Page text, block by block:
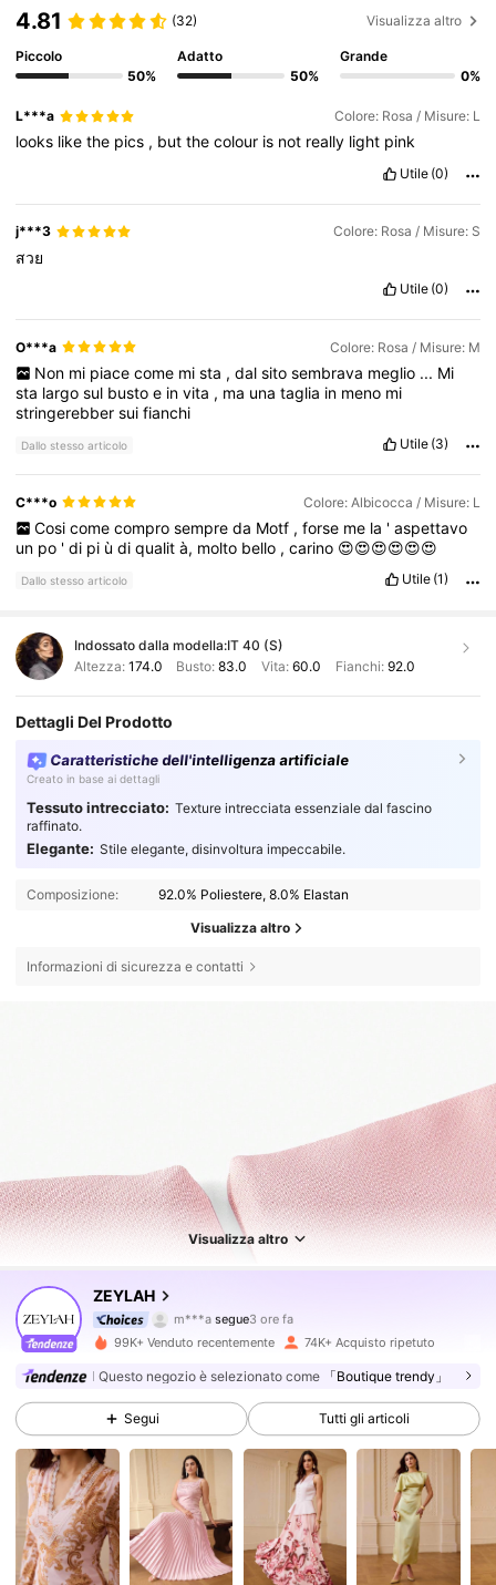
4.81 (32) Visualizza altro
Piccolo
50%
Adatto
50%
Grande
0%
L***a Colore: Rosa / Misure: L
looks likethe pics , butthecolour is not really light pink
Utile (0)
j***3 Colore: Rosa / Misure: S
สวย
Utile (0)
O***a Colore: Rosa / Misure: M
Non mi piace come mi sta , dal sito sembrava meglio ... Mi
sta largosul bustoe invita , ma unataglia in meno mi
stringerebbersuifianchi
Dallo stesso articolo Utile (3)
C***o Colore: Albicocca / Misure: L
Cosi come compro sempre da Motf , forse me la ' aspettavo
un po 'di pi ùdiqualità, molto bello ,carino 😍😍😍😍😍😍
Dallo stesso articolo Utile (1)
Indossato dalla modella:IT 40 (S)
Altezza: 174.0 Busto:83.0 Vita: 60.0 Fianchi: 92.0
Dettagli Del Prodotto
Caratteristiche dell'intelligenza artificiale
Creato in base ai dettagli
Tessuto intrecciato: Texture intrecciata essenziale dal fascino
raffinato.
Elegante: Stile elegante, disinvoltura impeccabile.
Composizione: 92.0% Poliestere, 8.0% Elastan
Visualizza altro
Informazioni di sicurezza e contatti
Visualizza altro
ZEYLAH
4.77 433K Follower
w***m sta navigando
4.77
433K Follower
433K Follower
4.77 433K Follower
4.77 433K Follower
99K+ Venduto recentemente 74K+ Acquisto ripetuto
Questo negozio è selezionato come 「Boutique trendy」
Segui Tutti gli articoli